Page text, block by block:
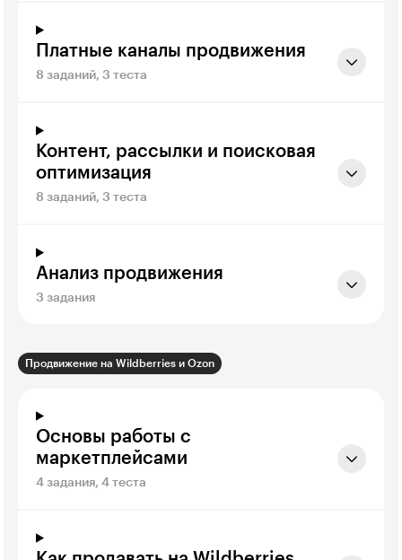
Платные каналы продвижения
8 заданий, 3 теста
Контент, рассылки и поисковая
оптимизация
8 заданий, 3 теста
Анализ продвижения
3 задания
Продвижение на Wildberries и Ozon
Основы работы с
маркетплейсами
4 задания, 4 теста